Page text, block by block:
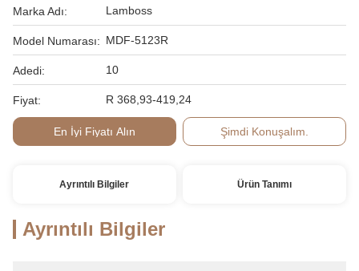
Marka Adı: Lamboss
Model Numarası: MDF-5123R
Adedi: 10
Fiyat: R 368,93-419,24
En İyi Fiyatı Alın Şimdi Konuşalım.
Ayrıntılı Bilgiler Ürün Tanımı
Ayrıntılı Bilgiler